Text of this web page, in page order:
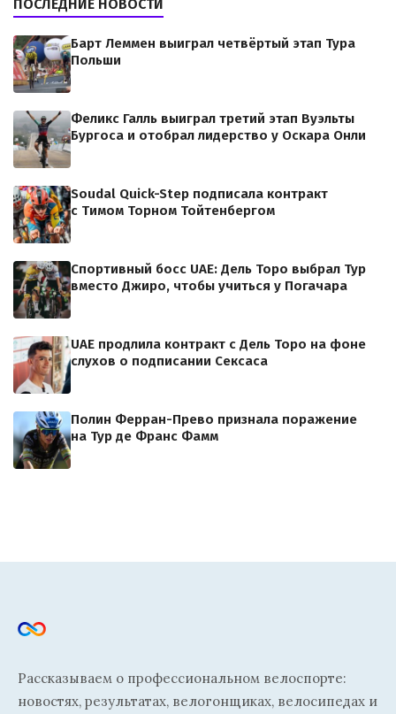
ПОСЛЕДНИЕ НОВОСТИ
Барт Леммен выиграл четвёртый этап Тура
Польши
Феликс Галль выиграл третий этап Вуэльты
Бургоса и отобрал лидерство у Оскара Онли
Soudal Quick-Step подписала контракт
с Тимом Торном Тойтенбергом
Спортивный босс UAE: Дель Торо выбрал Тур
вместо Джиро, чтобы учиться у Погачара
UAE продлила контракт с Дель Торо на фоне
слухов о подписании Сексаса
Полин Ферран-Прево признала поражение
на Тур де Франс Фамм
Рассказываем о профессиональном велоспорте:
новостях, результатах, велогонщиках, велосипедах и